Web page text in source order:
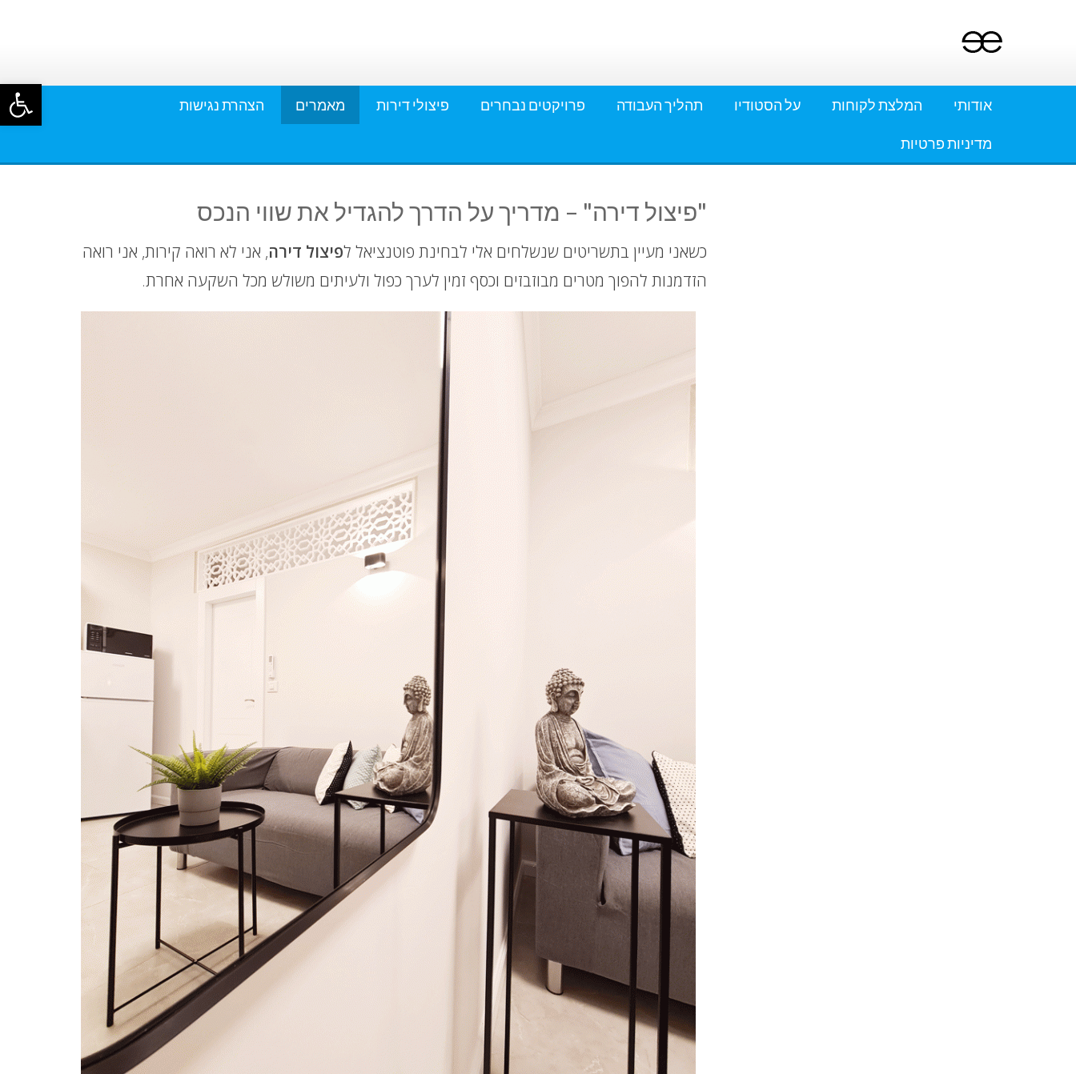
פתח אודותי המלצת לקוחות על הסטודיו תהליך העבודה פרויקטים נבחרים פיצולי דירות מאמרים הצהרת נגישות
מדיניות פרטיות
"פיצול דירה" – מדריך על הדרך להגדיל את שווי הנכס
כשאני מעיין בתשריטים שנשלחים אלי לבחינת פוטנציאל לפיצול דירה, אני לא רואה קירות, אני רואה
הזדמנות להפוך מטרים מבוזבזים וכסף זמין לערך כפול ולעיתים משולש מכל השקעה אחרת.